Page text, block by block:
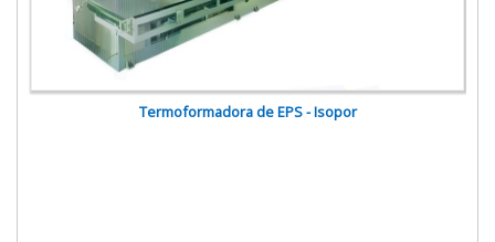
Termoformadora de EPS - Isopor